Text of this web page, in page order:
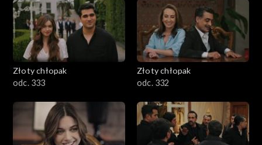
Złoty chłopak
odc. 333
Złoty chłopak
odc. 332